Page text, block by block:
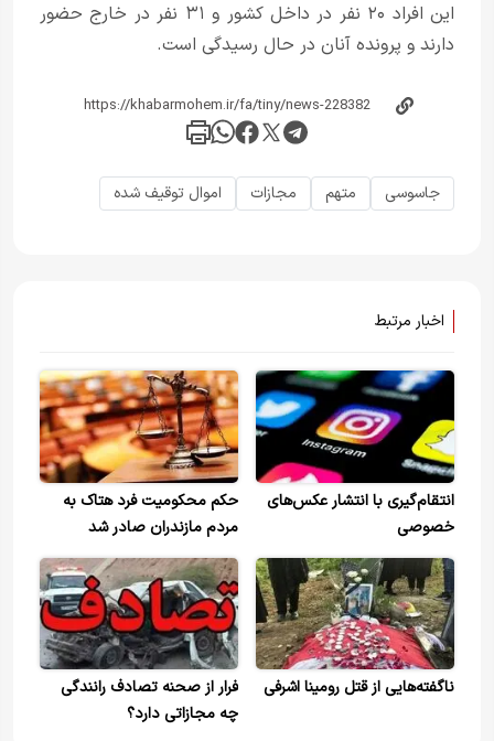
این افراد ۲۰ نفر در داخل کشور و ۳۱ نفر در خارج حضور
دارند و پرونده آنان در حال رسیدگی است.
جاسوسی متهم مجازات اموال توقیف شده
اخبار مرتبط
انتقام‌گیری با انتشار عکس‌های
خصوصی
حکم محکومیت فرد هتاک به
مردم مازندران صادر شد
ناگفته‌هایی از قتل رومینا اشرفی
فرار از صحنه تصادف رانندگی
چه مجازاتی دارد؟